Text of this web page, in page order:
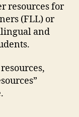
resources for
(FLL) or
and